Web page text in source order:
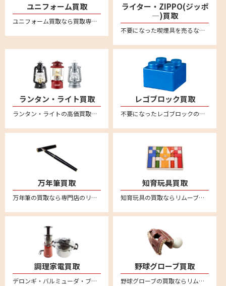
ユニフォーム買取
ユニフォーム買取なら買取専門店のリムーブ！野球、サッカー、バスケなど各種ユニフォームを買取強化中！日本全国どこからでも送料無料宅配買取＆無料宅配キットなのでカンタン安心にお売りいただけます
ライター・ZIPPO(ジッポ
―)買取
不要になった喫煙具を売るならリムーブへ。絶賛買取中。全国対応・送料無料の宅配査定はこちら。新品未使用品から中古品までしっかり買取査定。zippo(ジッポー）のオイルライターや有名ブランドのガスライターなど、喫煙グッズを売るなら宅配買取がカンタン便利です。
ランタン・ライト買取
ランタン・ライトの高価買取なら買取専門店のリムーブ(reMOVE)。リムーブなら、宅配買取専門店なので、日本全国どこからでも買取が可能！しかも送料は完全無料！簡単・安心・丁寧な宅配専門の買取サービスです。自宅に居ながら査定～入金まで安心してお任せください。LED・電池式ランタン、ライト・ランタンなど、幅広く買取させていただきます。コールマン(Coleman)やスノーピーク(snow peak)、ペトロマックス(Petromax)、デイツ(DIETZ) 、フュアーハンド(FEUERHAND) など買取対象ブランド多数！汚れや傷があってもお買取させていただいております。買取査定額に満足された場合のみお買取させていただきますので、お気軽にお問い合わせください。
レゴブロック買取
不要になったレゴブロックの買取ならリムーブ。全国送料無料の宅配査定はこちら。
万年筆買取
万年筆の買取なら専門店のリムーブ。モンブランやセーラー、ペリカン、ラミー、ウォーターマン、アウロラなど幅広く万年筆の買取強化をおこなっております。万年筆を売るならリムーブへ。全国対応・送料無料の宅配査定はこちら
知育玩具買取
知育玩具の買取ならリムーブ。不用になった知育玩具は宅配買取で簡単に売ることができます。リトルダッチやリーウッド、ブリオ、ボーネルンドといった海外知育玩具の人気ブランドは特に買取強化中！
調理家電買取
デロンギ・バルミューダ・ブルーノ・ボニークなど調理家電の買取ならリムーブへ。箱に詰めて送るだけの簡単宅配買取はこちら。全国対応・送料無料
野球グローブ買取
野球グローブの買取ならリムーブ。新品も中古品も送料、査定料一切無料、全国対応の宅配買取。ミズノやゼット、SSK、久保田スラッガー、デサント、アシックス、ナイキ、アンダーアーマー、ハタケヤマ、ローリングス、アディダスなど他にも幅広いメーカーを買取しております。野球グローブの売却は宅配買取が便利